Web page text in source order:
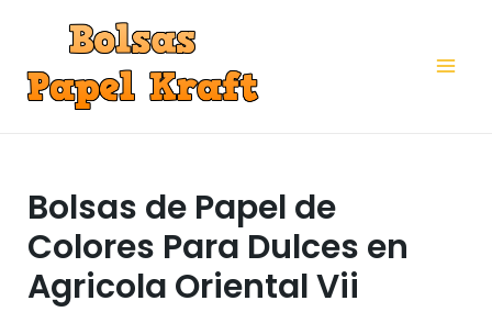
contenido
Bolsas de Papel de
Colores Para Dulces en
Agricola Oriental Vii